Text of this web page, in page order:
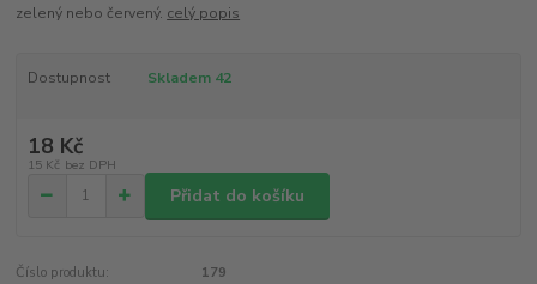
zelený nebo červený. celý popis
Dostupnost Skladem 42
18 Kč
15 Kč bez DPH
Přidat do košíku
Číslo produktu: 179